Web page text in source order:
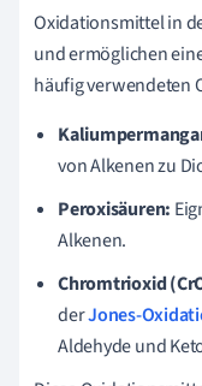
Oxidationsmittel in
und ermöglichen
häufig verwendeten
von Alkenen zu
Peroxisäuren:
Alkenen.
Chromtrioxid
derJones-
Aldehyde und